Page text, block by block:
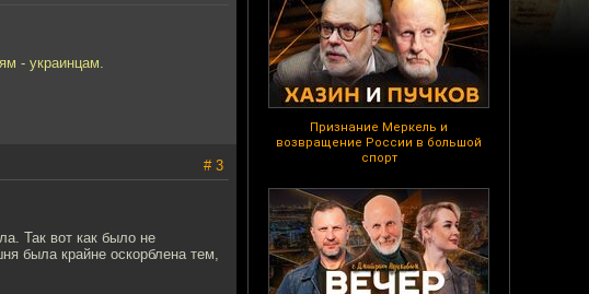
Признание Меркель и
возвращение России в большой
спорт
- украинцам.
# 3
Так вот как было не
была крайне оскорблена тем,